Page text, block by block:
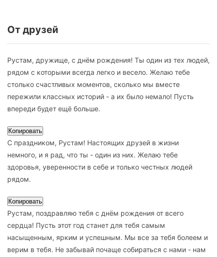
От друзей
Рустам, дружище, с днём рождения! Ты один из тех людей,
рядом с которыми всегда легко и весело. Желаю тебе
столько счастливых моментов, сколько мы вместе
пережили классных историй - а их было немало! Пусть
впереди будет ещё больше.
Копировать
С праздником, Рустам! Настоящих друзей в жизни
немного, и я рад, что ты - один из них. Желаю тебе
здоровья, уверенности в себе и только честных людей
рядом.
Копировать
Рустам, поздравляю тебя с днём рождения от всего
сердца! Пусть этот год станет для тебя самым
насыщенным, ярким и успешным. Мы все за тебя болеем и
верим в тебя. Не забывай почаще собираться с нами - нам